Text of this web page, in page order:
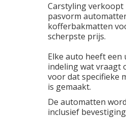
Carstyling verkoopt
pasvorm
kofferbakmatten
scherpste prijs.
Elke auto heeft een
indeling wat vraagt
voor dat specifieke
is gemaakt.
De automatten
inclusief